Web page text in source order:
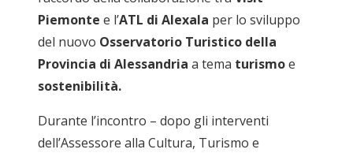
Piemonte e l’ATL di Alexala per lo sviluppo
del nuovo Osservatorio Turistico della
Provincia di Alessandria a tema turismoe
sostenibilità.
Durante l’incontro – dopo gli interventi
dell’Assessore alla Cultura, Turismo e